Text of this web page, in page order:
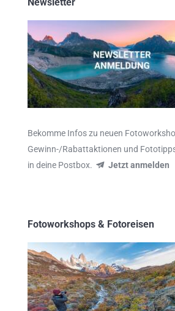
Bekomme Infos zu neuen
Gewinn-/Rabattaktionen und
in deine Postbox.
Jetzt anmelden
Fotoworkshops & Fotoreisen